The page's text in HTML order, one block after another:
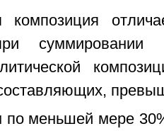
композиция
суммировании
по меньшей мере